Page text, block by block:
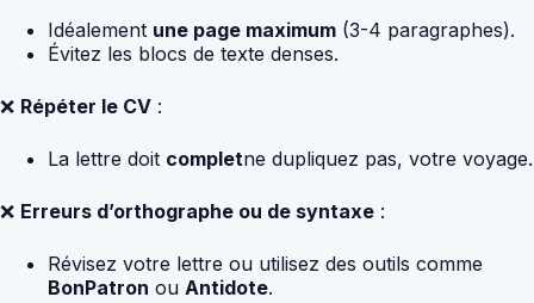
Idéalement une page maximum (3-4 paragraphes).
Évitez les blocs de texte denses.
❌ Répéter le CV :
La lettre doit completne dupliquez pas, votre voyage.
❌ Erreurs d’orthographe ou de syntaxe :
Révisez votre lettre ou utilisez des outils comme
BonPatron ou Antidote.